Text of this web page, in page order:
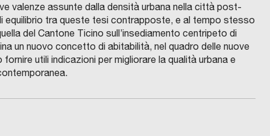
valenze assunte dalla densità urbana nella città post-
equilibrio tra queste tesi contrapposte, e al tempo stesso
del Cantone Ticino sull’insediamento centripeto di
un nuovo concetto di abitabilità, nel quadro delle nuove
utili indicazioni per migliorare la qualità urbana e